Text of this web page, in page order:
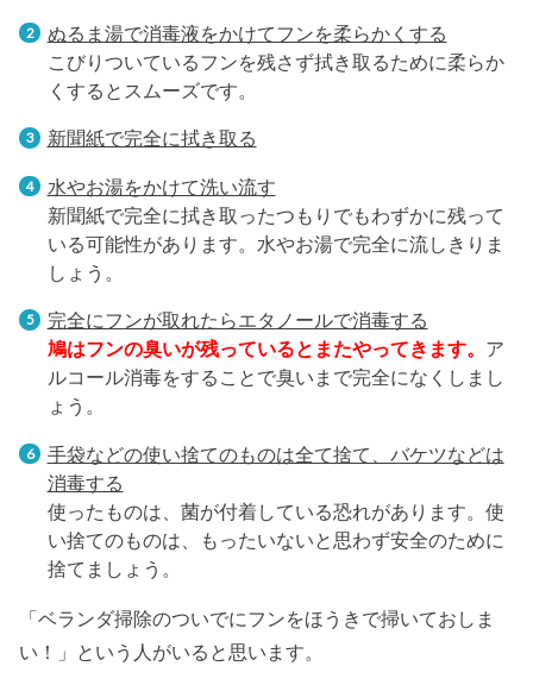
ぬるま湯で消毒液をかけてフンを柔らかくする
こびりついているフンを残さず拭き取るために柔らか
くするとスムーズです。
新聞紙で完全に拭き取る
水やお湯をかけて洗い流す
新聞紙で完全に拭き取ったつもりでもわずかに残って
いる可能性があります。水やお湯で完全に流しきりま
しょう。
完全にフンが取れたらエタノールで消毒する
鳩はフンの臭いが残っているとまたやってきます。 ア
ルコール消毒をすることで臭いまで完全になくしまし
ょう。
手袋などの使い捨てのものは全て捨て、バケツなどは
消毒する
使ったものは、菌が付着している恐れがあります。使
い捨てのものは、もったいないと思わず安全のために
捨てましょう。
「ベランダ掃除のついでにフンをほうきで掃いておしま
い！」という人がいると思います。